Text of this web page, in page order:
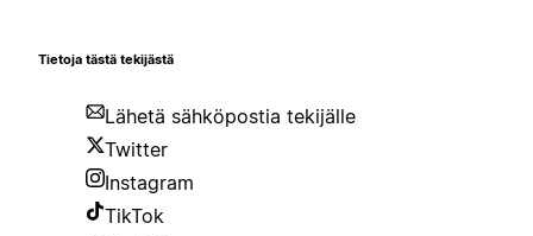
Tietoja tästä tekijästä
Lähetä sähköpostia tekijälle
Twitter
Instagram
TikTok